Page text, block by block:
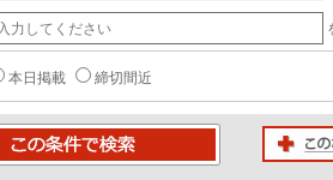
本日掲載 締切間近